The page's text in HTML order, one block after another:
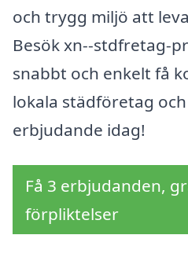
och trygg miljö att
Besök xn--stdfretag-
snabbt och enkelt få
lokala städföretag
erbjudande idag!
Få 3 erbjudanden,
förpliktelser